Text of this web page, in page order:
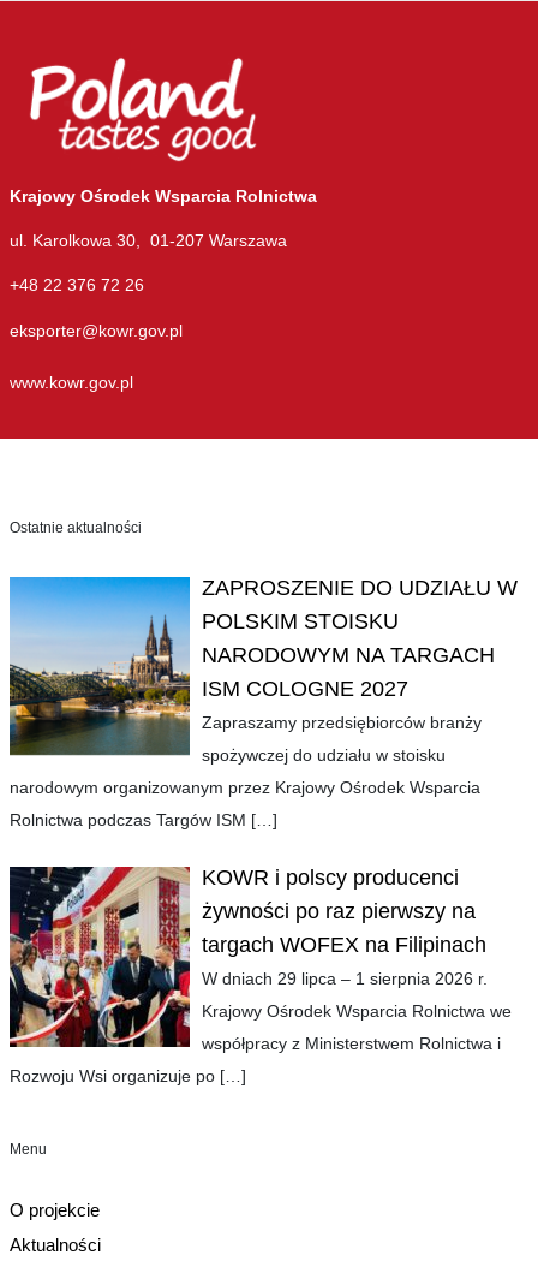
Krajowy Ośrodek Wsparcia Rolnictwa
ul. Karolkowa 30, 01-207 Warszawa
+48 22 376 72 26
eksporter@kowr.gov.pl
www.kowr.gov.pl
Ostatnie aktualności
ZAPROSZENIE DO UDZIAŁU W
POLSKIM STOISKU
NARODOWYM NA TARGACH
ISM COLOGNE 2027
Zapraszamy przedsiębiorców branży
spożywczej do udziału w stoisku
narodowym organizowanym przez Krajowy Ośrodek Wsparcia
Rolnictwa podczas Targów ISM […]
KOWR i polscy producenci
żywności po raz pierwszy na
targach WOFEX na Filipinach
W dniach 29 lipca – 1 sierpnia 2026 r.
Krajowy Ośrodek Wsparcia Rolnictwa we
współpracy z Ministerstwem Rolnictwa i
Rozwoju Wsi organizuje po […]
Menu
O projekcie
Aktualności